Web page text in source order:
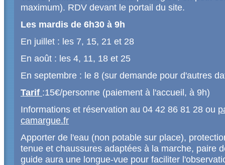
maximum). RDV devant le portail du site.
Les mardis de 6h30 à 9h
En juillet : les 7, 15, 21 et 28
En août : les 4, 11, 18 et 25
En septembre : le 8 (sur demande pour d'autres
Tarif :15€/personne (paiement à l'accueil, à 9h)
Informations et réservation au 04 42 86 81 28 ou
camargue.fr
Apporter de l'eau (non potable sur place),
tenue et chaussures adaptées à la marche, paire
guide aura une longue-vue pour faciliter